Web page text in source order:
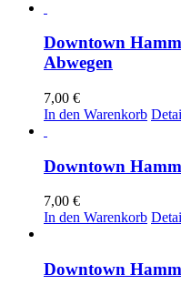
Downtown
Abwegen
7,00 €
In den Warenkorb
Downtown
7,00 €
In den Warenkorb
Downtown